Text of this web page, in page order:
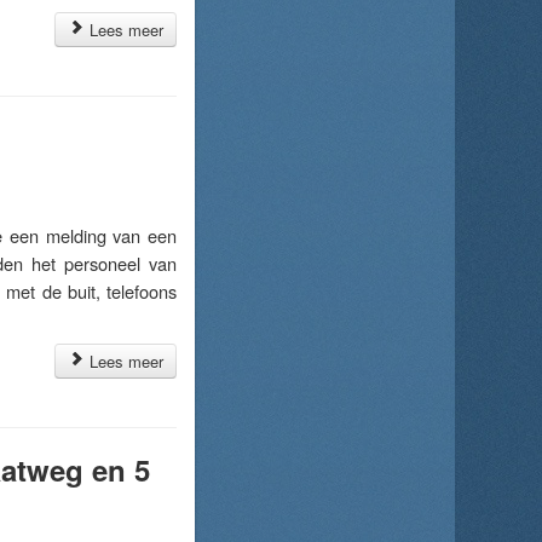
Lees meer
melding van een
het personeel van
de buit, telefoons
Lees meer
en 5